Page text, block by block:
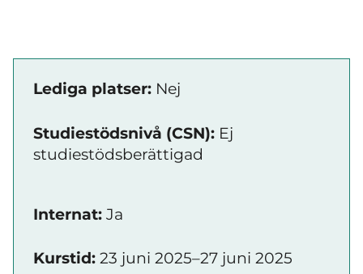
Lediga platser: Nej
Studiestödsnivå (CSN): Ej
studiestödsberättigad
Internat: Ja
Kurstid: 23 juni 2025–27 juni 2025